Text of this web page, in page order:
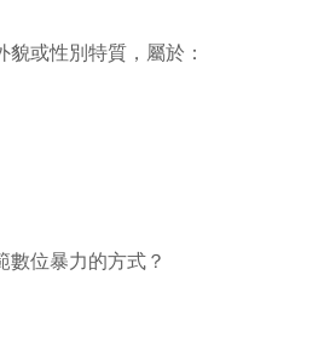
或性別特質，屬於：
數位暴力的方式？